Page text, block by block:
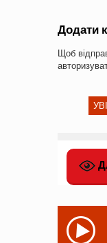
Додати
Щоб